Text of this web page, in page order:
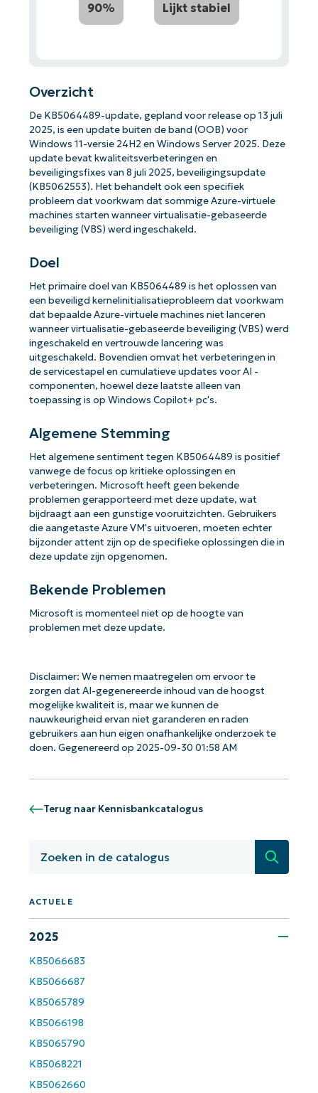
90% Lijkt stabiel
Overzicht
De KB5064489-update, gepland voor release op 13 juli
2025, is een update buiten de band (OOB) voor
Windows 11-versie 24H2 en Windows Server 2025. Deze
update bevat kwaliteitsverbeteringen en
beveiligingsfixes van 8 juli 2025, beveiligingsupdate
(KB5062553). Het behandelt ook een specifiek
probleem dat voorkwam dat sommige Azure-virtuele
machines starten wanneer virtualisatie-gebaseerde
beveiliging (VBS) werd ingeschakeld.
Doel
Het primaire doel van KB5064489 is het oplossen van
een beveiligd kernelinitialisatieprobleem dat voorkwam
dat bepaalde Azure-virtuele machines niet lanceren
wanneer virtualisatie-gebaseerde beveiliging (VBS) werd
ingeschakeld en vertrouwde lancering was
uitgeschakeld. Bovendien omvat het verbeteringen in
de servicestapel en cumulatieve updates voor AI -
componenten, hoewel deze laatste alleen van
toepassing is op Windows Copilot+ pc's.
Algemene Stemming
Het algemene sentiment tegen KB5064489 is positief
vanwege de focus op kritieke oplossingen en
verbeteringen. Microsoft heeft geen bekende
problemen gerapporteerd met deze update, wat
bijdraagt ​​aan een gunstige vooruitzichten. Gebruikers
die aangetaste Azure VM's uitvoeren, moeten echter
bijzonder attent zijn op de specifieke oplossingen die in
deze update zijn opgenomen.
Bekende Problemen
Microsoft is momenteel niet op de hoogte van
problemen met deze update.
Disclaimer: We nemen maatregelen om ervoor te
zorgen dat AI-gegenereerde inhoud van de hoogst
mogelijke kwaliteit is, maar we kunnen de
nauwkeurigheid ervan niet garanderen en raden
gebruikers aan hun eigen onafhankelijke onderzoek te
doen. Gegenereerd op 2025-09-30 01:58 AM
Terug naar Kennisbankcatalogus
Zoeken
ACTUELE
2025
KB5066683
KB5066687
KB5065789
KB5066198
KB5065790
KB5068221
KB5062660
Aan de slag met NinjaOne AI-
gestuurde KB-analyses!
and
name*
Business
number*